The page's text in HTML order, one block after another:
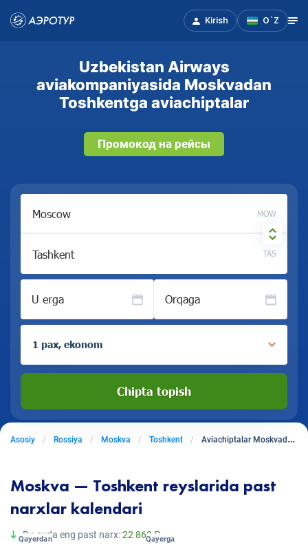
Kirish O`Z
Uzbekistan Airways
aviakompaniyasida Moskvadan
Toshkentga aviachiptalar
Промокод на рейсы
MOW
TAS
U erga Orqaga
1 pax, ekonom
Chipta topish
Asosiy Rossiya Moskva Toshkent Aviachiptalar Moskvadan Toshkentga
Moskva — Toshkent reyslarida past
narxlar kalendari
Bu oyda eng past narx:22 860 ₽
Qayerdan Qayerga